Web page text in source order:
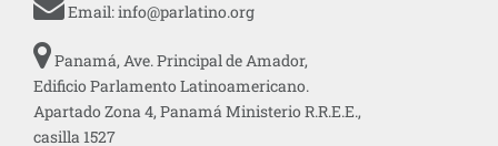
Email:info@parlatino.org
Panamá, Ave. Principal de Amador,
Edificio Parlamento Latinoamericano.
Apartado Zona 4, Panamá Ministerio R.R.E.E.,
casilla 1527